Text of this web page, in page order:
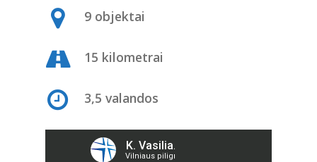
9 objektai
15 kilometrai
3,5 valandos